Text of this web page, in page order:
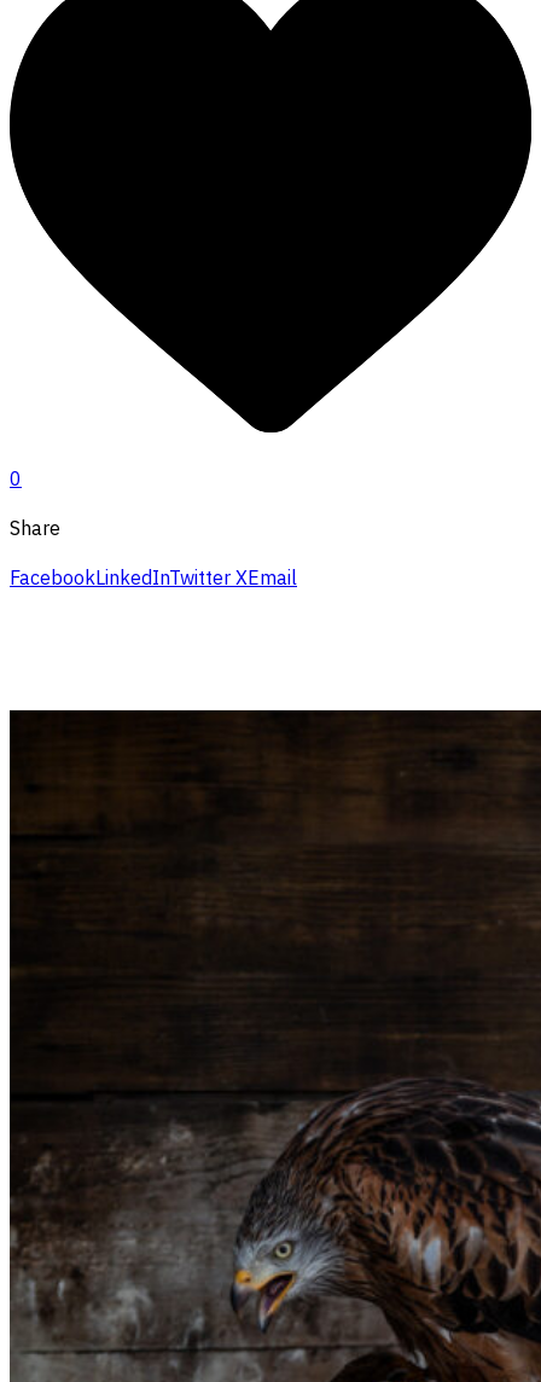
0
Share
FacebookLinkedInTwitter XEmail